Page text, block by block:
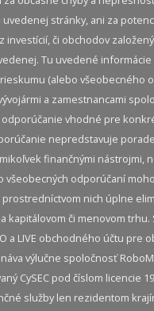
stránky, ani za
investícií, či obchodov
Tu uvedené
(alebo všeobecného
a zamestnancami
vhodné pre
nepredstavuje
finančnými nástrojmi,
všeobecných odporúčaní
nich úplne
kapitálovom či menovom
a LIVE obchodného účtu pre
výlučne spoločnosť
CySEC pod číslom licencie
služby len rezidentom